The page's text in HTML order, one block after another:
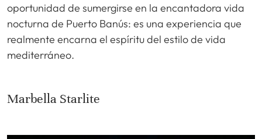
oportunidad de sumergirse en la encantadora vida
nocturna de Puerto Banús: es una experiencia que
realmente encarna el espíritu del estilo de vida
mediterráneo.
Marbella Starlite